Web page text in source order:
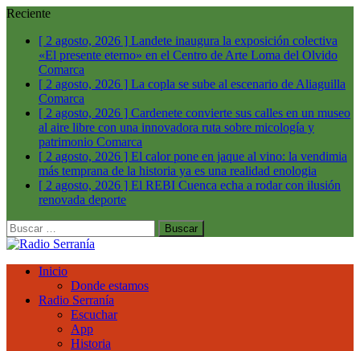
Reciente
[ 2 agosto, 2026 ] Landete inaugura la exposición colectiva
«El presente eterno» en el Centro de Arte Loma del Olvido
Comarca
[ 2 agosto, 2026 ] La copla se sube al escenario de Aliaguilla
Comarca
[ 2 agosto, 2026 ] Cardenete convierte sus calles en un museo
al aire libre con una innovadora ruta sobre micología y
patrimonio Comarca
[ 2 agosto, 2026 ] El calor pone en jaque al vino: la vendimia
más temprana de la historia ya es una realidad enologia
[ 2 agosto, 2026 ] El REBI Cuenca echa a rodar con ilusión
renovada deporte
Buscar:
Inicio
Donde estamos
Radio Serranía
Escuchar
App
Historia